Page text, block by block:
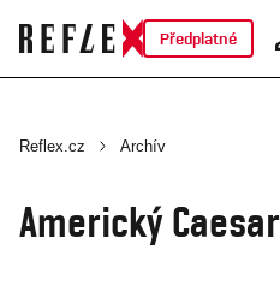
Předplatné
Reflex.cz Archív
Americký Caesar